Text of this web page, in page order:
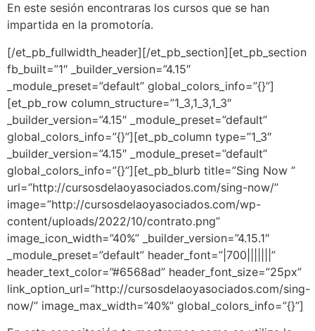
En este sesión encontraras los cursos que se han
impartida en la promotoría.
[/et_pb_fullwidth_header][/et_pb_section][et_pb_section
fb_built=”1″ _builder_version=”4.15″
_module_preset=”default” global_colors_info=”{}”]
[et_pb_row column_structure=”1_3,1_3,1_3″
_builder_version=”4.15″ _module_preset=”default”
global_colors_info=”{}”][et_pb_column type=”1_3″
_builder_version=”4.15″ _module_preset=”default”
global_colors_info=”{}”][et_pb_blurb title=”Sing Now ”
url=”http://cursosdelaoyasociados.com/sing-now/”
image=”http://cursosdelaoyasociados.com/wp-
content/uploads/2022/10/contrato.png”
image_icon_width=”40%” _builder_version=”4.15.1″
_module_preset=”default” header_font=”|700|||||||”
header_text_color=”#6568ad” header_font_size=”25px”
link_option_url=”http://cursosdelaoyasociados.com/sing-
now/” image_max_width=”40%” global_colors_info=”{}”]